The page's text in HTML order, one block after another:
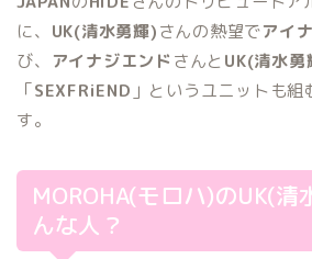
に、 UK(清水勇輝)さんの熱望でアイナ
び、
アイナジエンド さんと UK(清水勇
「SEXFRiEND 」というユニットも組
す。
MOROHA(モロハ)のUK(清
んな人？